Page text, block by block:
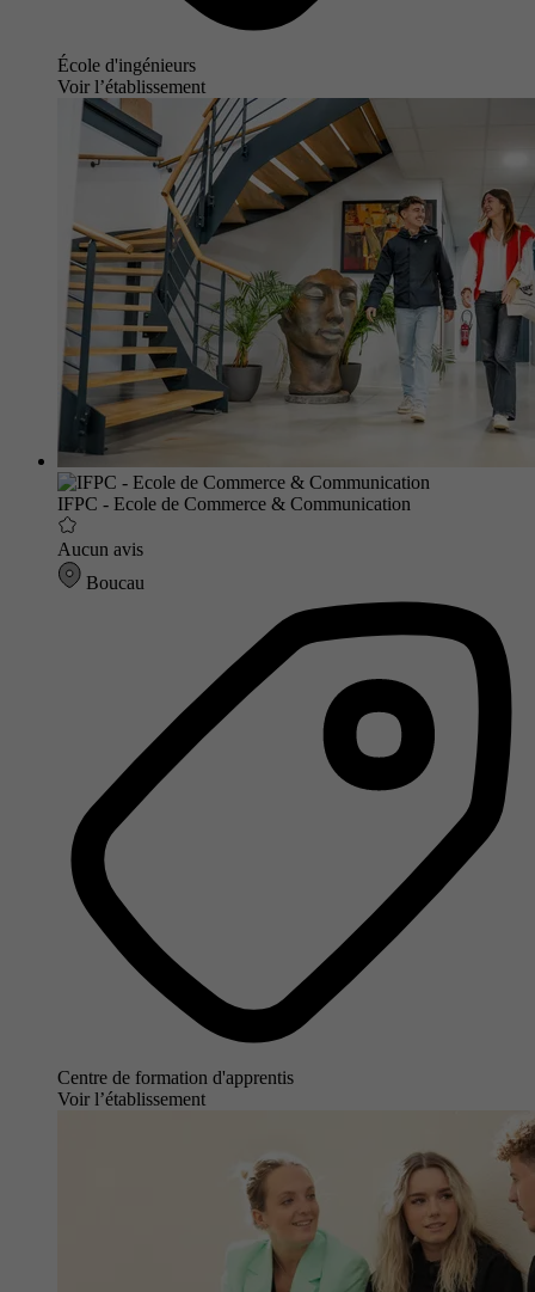
École d'ingénieurs
Voir l’établissement
IFPC - Ecole de Commerce & Communication
Aucun avis
Boucau
Centre de formation d'apprentis
Voir l’établissement